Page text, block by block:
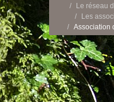
Le réseau
Les
Association